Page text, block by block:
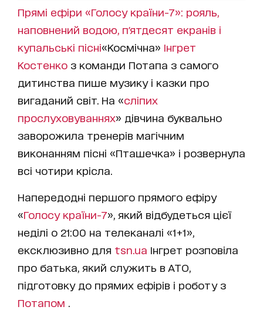
Прямі ефіри «Голосу країни-7»: рояль,
наповнений водою, п'ятдесят екранів і
купальські пісні«Космічна» Інгрет
Костенко з команди Потапа з самого
дитинства пише музику і казки про
вигаданий світ. На «сліпих
прослуховуваннях» дівчина буквально
заворожила тренерів магічним
виконанням пісні «Пташечка» і розвернула
всі чотири крісла.
Напередодні першого прямого ефіру
«Голосу країни-7», який відбудеться цієї
неділі о 21:00 на телеканалі «1+1»,
ексклюзивно для tsn.ua Інгрет розповіла
про батька, який служить в АТО,
підготовку до прямих ефірів і роботу з
Потапом